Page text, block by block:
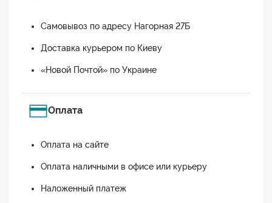
Самовывоз по адресу Нагорная 27Б
Доставка курьером по Киеву
«Новой Почтой» по Украине
Оплата
Оплата на сайте
Оплата наличными в офисе или курьеру
Наложенный платеж